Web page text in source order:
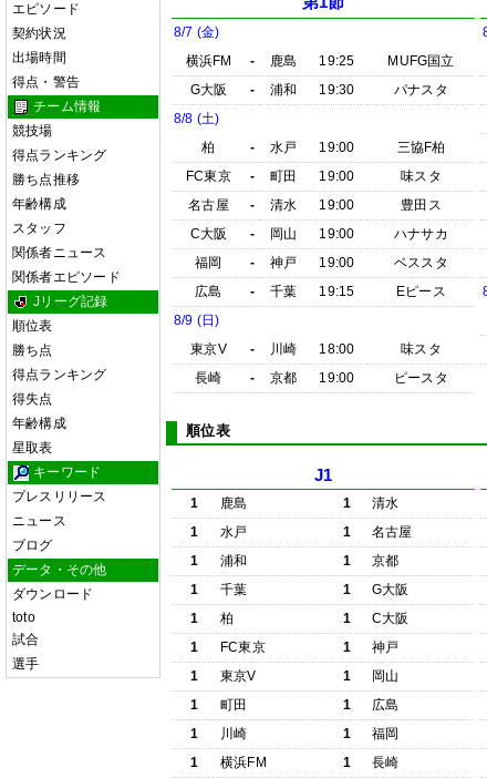
エピソード
契約状況
出場時間
得点・警告
チーム情報
競技場
得点ランキング
勝ち点推移
年齢構成
スタッフ
関係者ニュース
関係者エピソード
Jリーグ記録
順位表
勝ち点
得点ランキング
得失点
年齢構成
星取表
キーワード
プレスリリース
ニュース
ブログ
データ・その他
ダウンロード
toto
試合
選手
8/7 (金)
横浜FM
- 鹿島 19:25
MUFG国立
G大阪
- 浦和 19:30
パナスタ
8/8 (土)
柏
- 水戸 19:00
三協F柏
FC東京
- 町田 19:00
味スタ
名古屋
- 清水 19:00
豊田ス
C大阪
- 岡山 19:00
ハナサカ
福岡
- 神戸 19:00
ベススタ
広島
- 千葉 19:15
Eピース
8/9 (日)
東京V
- 川崎 18:00
味スタ
長崎
- 京都 19:00 ピースタ
順位表
J1
1 鹿島 1
清水
1
水戸 1
名古屋
1
浦和 1
京都
1
千葉 1
G大阪
1
柏 1
C大阪
1
FC東京 1
神戸
1
東京V 1
岡山
1
町田 1
広島
1
川崎 1
福岡
1
横浜FM 1 長崎